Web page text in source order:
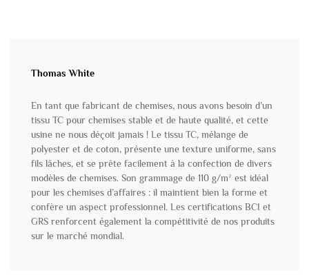
Thomas White
En tant que fabricant de chemises, nous avons besoin d’un
tissu TC pour chemises stable et de haute qualité, et cette
usine ne nous déçoit jamais ! Le tissu TC, mélange de
polyester et de coton, présente une texture uniforme, sans
fils lâches, et se prête facilement à la confection de divers
modèles de chemises. Son grammage de 110 g/m² est idéal
pour les chemises d’affaires : il maintient bien la forme et
confère un aspect professionnel. Les certifications BCI et
GRS renforcent également la compétitivité de nos produits
sur le marché mondial.